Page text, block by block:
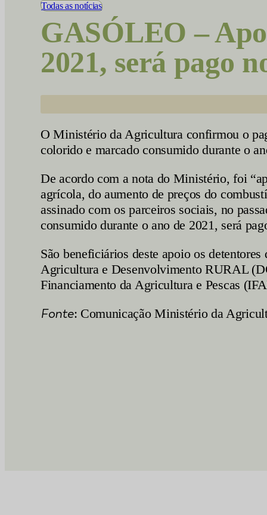
Todas as notícias
GASÓLEO –
2021, será pago
O Ministério da Agricultura confirmou o
colorido e marcado consumido durante o
De acordo com a nota do Ministério, foi
agrícola, do aumento de preços do
assinado com os parceiros sociais, no
consumido durante o ano de 2021, será
São beneficiários deste apoio os
Agricultura e Desenvolvimento RURAL
Financiamento da Agricultura e Pescas
Fonte: Comunicação Ministério da